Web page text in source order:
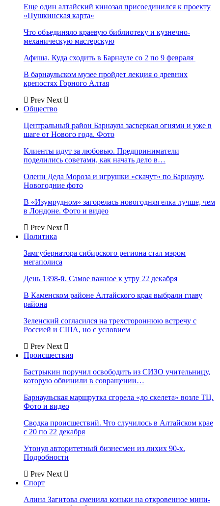
Еще один алтайский кинозал присоединился к проекту
«Пушкинская карта»
Что объединяло краевую библиотеку и кузнечно-
механическую мастерскую
Афиша. Куда сходить в Барнауле со 2 по 9 февраля
В барнаульском музее пройдет лекция о древних
крепостях Горного Алтая
Prev Next
Общество
Центральный район Барнаула засверкал огнями и уже в
шаге от Нового года. Фото
Клиенты идут за любовью. Предприниматели
поделились советами, как начать дело в…
Олени Деда Мороза и игрушки «скачут» по Барнаулу.
Новогодние фото
В «Изумрудном» загорелась новогодняя елка лучше, чем
в Лондоне. Фото и видео
Prev Next
Политика
Замгубернатора сибирского региона стал мэром
мегаполиса
День 1398-й. Самое важное к утру 22 декабря
В Каменском районе Алтайского края выбрали главу
района
Зеленский согласился на трехстороннюю встречу с
Россией и США, но с условием
Prev Next
Происшествия
Бастрыкин поручил освободить из СИЗО учительницу,
которую обвинили в совращении…
Барнаульская маршрутка сгорела «до скелета» возле ТЦ.
Фото и видео
Сводка происшествий. Что случилось в Алтайском крае
с 20 по 22 декабря
Утонул авторитетный бизнесмен из лихих 90-х.
Подробности
Prev Next
Спорт
Алина Загитова сменила коньки на откровенное мини-